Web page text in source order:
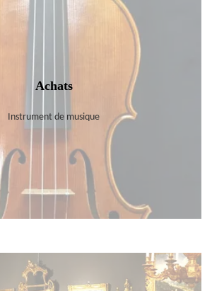
Achats
Instrument de musique